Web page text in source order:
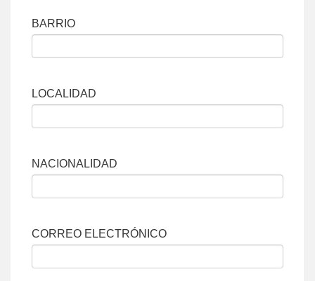
BARRIO
LOCALIDAD
NACIONALIDAD
CORREO ELECTRÓNICO